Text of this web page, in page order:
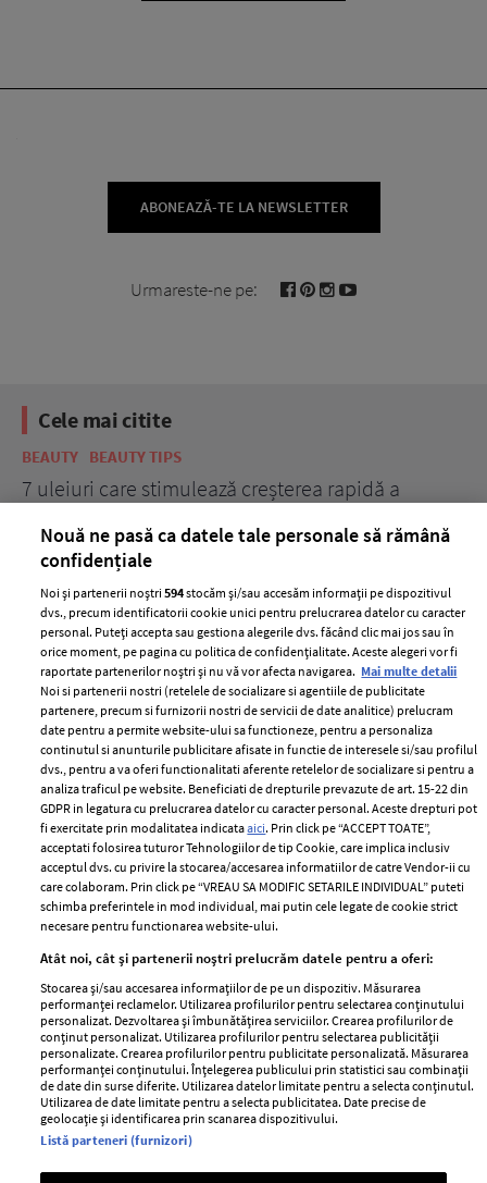
ABONEAZĂ-TE LA NEWSLETTER
Urmareste-ne pe:
Cele mai citite
BEAUTY BEAUTY TIPS
7 uleiuri care stimulează creșterea rapidă a
ELLE Style Awards
2024
Despre ELLE
Romania
Contact
Abonamente
Termeni si conditii
Politica de
confidențialitate
Politica de cookies
Publicitate
GSP
Unica
Baby
Retete
femei
Viva
Avantaje
Retete practice
Pariază responsabil! Decizia ONJN nr. 821/25.09.2025.
Jocurile de noroc sunt interzise minorilor.
Nouă ne pasă ca datele tale personale să rămână
confidențiale
Noi și partenerii noștri594stocăm și/sau accesăm informații pe dispozitivul
dvs., precum identificatorii cookie unici pentru prelucrarea datelor cu caracter
personal. Puteți accepta sau gestiona alegerile dvs. făcând clic mai jos sau în
orice moment, pe pagina cu politica de confidențialitate. Aceste alegeri vor fi
raportate partenerilor noștri și nu vă vor afecta navigarea. Mai multe detalii
Noi si partenerii nostri (retelele de socializare si agentiile de publicitate
partenere, precum si furnizorii nostri de servicii de date analitice) prelucram
date pentru a permite website-ului sa functioneze, pentru a personaliza
continutul si anunturile publicitare afisate in functie de interesele si/sau profilul
dvs., pentru a va oferi functionalitati aferente retelelor de socializare si pentru a
analiza traficul pe website. Beneficiati de drepturile prevazute de art. 15-22 din
GDPR in legatura cu prelucrarea datelor cu caracter personal. Aceste drepturi pot
fi exercitate prin modalitatea indicataaici. Prin click pe “ACCEPT TOATE”,
acceptati folosirea tuturor Tehnologiilor de tip Cookie, care implica inclusiv
acceptul dvs. cu privire la stocarea/accesarea informatiilor de catre Vendor-ii cu
care colaboram. Prin click pe “VREAU SA MODIFIC SETARILE INDIVIDUAL” puteti
schimba preferintele in mod individual, mai putin cele legate de cookie strict
necesare pentru functionarea website-ului.
Atât noi, cât și partenerii noștri prelucrăm datele pentru a oferi:
Stocarea și/sau accesarea informațiilor de pe un dispozitiv. Măsurarea
performanței reclamelor. Utilizarea profilurilor pentru selectarea conținutului
personalizat. Dezvoltarea și îmbunătățirea serviciilor. Crearea profilurilor de
conținut personalizat. Utilizarea profilurilor pentru selectarea publicității
personalizate. Crearea profilurilor pentru publicitate personalizată. Măsurarea
performanței conținutului. Înțelegerea publicului prin statistici sau combinații
de date din surse diferite. Utilizarea datelor limitate pentru a selecta conținutul.
Utilizarea de date limitate pentru a selecta publicitatea. Date precise de
geolocație și identificarea prin scanarea dispozitivului.
Listă parteneri (furnizori)